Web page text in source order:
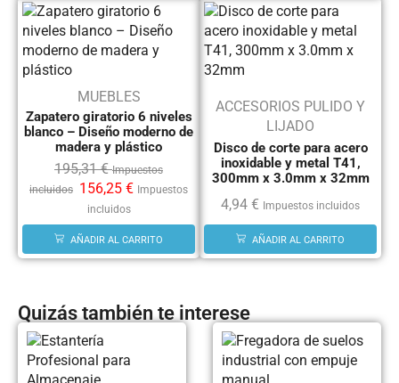
MUEBLES
Zapatero giratorio 6 niveles
blanco – Diseño moderno de
madera y plástico
195,31€ Impuestos
incluidos 156,25 € Impuestos
incluidos
AÑADIR AL CARRITO
ACCESORIOS PULIDO Y
LIJADO
Disco de corte para acero
inoxidable y metal T41,
300mm x 3.0mm x 32mm
4,94 € Impuestos incluidos
AÑADIR AL CARRITO
Quizás también te interese